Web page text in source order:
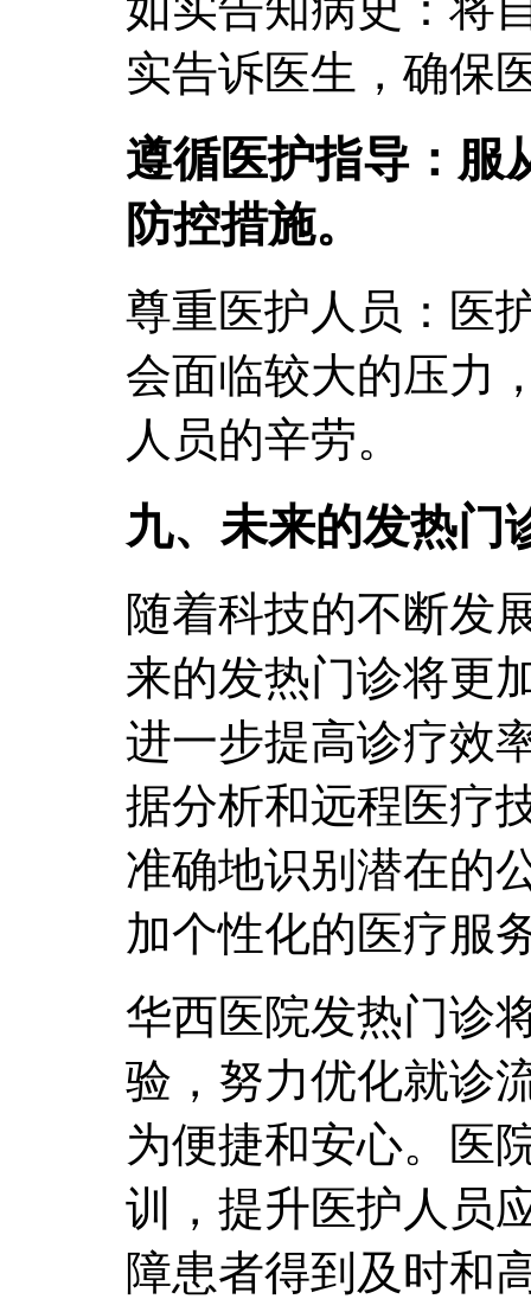
实告诉医生，确保
遵循医护指导：服
防控措施。
尊重医护人员：医
会面临较大的压力
人员的辛劳。
九、未来的发热门
随着科技的不断发
来的发热门诊将更
进一步提高诊疗效
据分析和远程医疗
准确地识别潜在的
加个性化的医疗服
华西医院发热门诊
验，努力优化就诊
为便捷和安心。医
训，提升医护人员
障患者得到及时和